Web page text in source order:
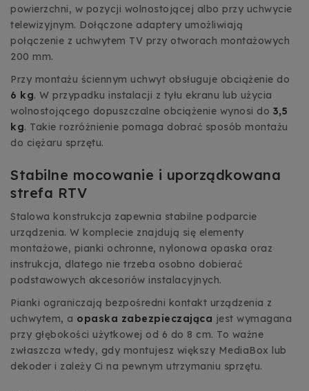
powierzchni, w pozycji wolnostojącej albo przy uchwycie
telewizyjnym. Dołączone adaptery umożliwiają
połączenie z uchwytem TV przy otworach montażowych
200 mm.
Przy montażu ściennym uchwyt obsługuje obciążenie do
6 kg. W przypadku instalacji z tyłu ekranu lub użycia
wolnostojącego dopuszczalne obciążenie wynosi do 3,5
kg. Takie rozróżnienie pomaga dobrać sposób montażu
do ciężaru sprzętu.
Stabilne mocowanie i uporządkowana
strefa RTV
Stalowa konstrukcja zapewnia stabilne podparcie
urządzenia. W komplecie znajdują się elementy
montażowe, pianki ochronne, nylonowa opaska oraz
instrukcja, dlatego nie trzeba osobno dobierać
podstawowych akcesoriów instalacyjnych.
Pianki ograniczają bezpośredni kontakt urządzenia z
uchwytem, a opaska zabezpieczająca jest wymagana
przy głębokości użytkowej od 6 do 8 cm. To ważne
zwłaszcza wtedy, gdy montujesz większy MediaBox lub
dekoder i zależy Ci na pewnym utrzymaniu sprzętu.